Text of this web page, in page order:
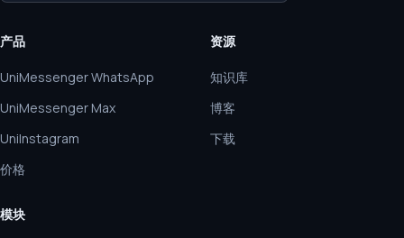
产品
UniMessenger WhatsApp
UniMessenger Max
UniInstagram
价格
模块
资源
知识库
博客
下载